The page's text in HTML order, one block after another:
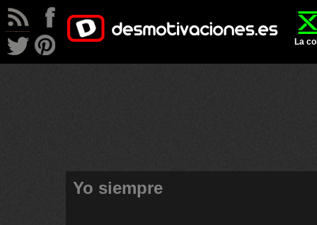
La
Yo siempre